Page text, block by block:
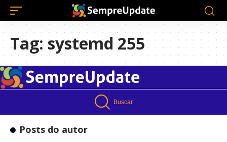
Tag: systemd 255
Buscar
Posts do autor